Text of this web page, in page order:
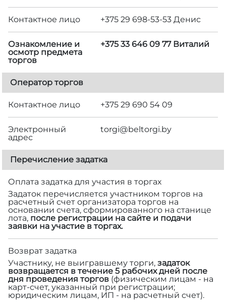
Контактное лицо +375 29 698-53-53 Денис
Ознакомление и
осмотр предмета
торгов
+375 33 646 09 77 Виталий
Оператор торгов
Контактное лицо +375 29 690 54 09
Электронный
адрес
torgi@beltorgi.by
Перечисление задатка
Оплата задатка для участия в торгах
Задаток перечисляется участником торгов на
расчетный счет организатора торгов на
основании счета, сформированного на станице
лота, после регистрации на сайте и подачи
заявки на участие в торгах.
Возврат задатка
Участнику, не выигравшему торги, задаток
возвращается в течение 5 рабочих дней после
дня проведения торгов (физическим лицам - на
карт-счет, указанный при регистрации;
юридическим лицам, ИП - на расчетный счет).